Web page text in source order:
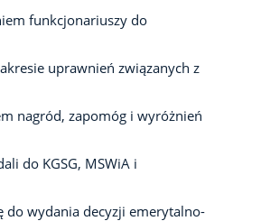
funkcjonariuszy do
uprawnień związanych z
nagród, zapomóg i wyróżnień
do KGSG, MSWiA i
wydania decyzji emerytalno-